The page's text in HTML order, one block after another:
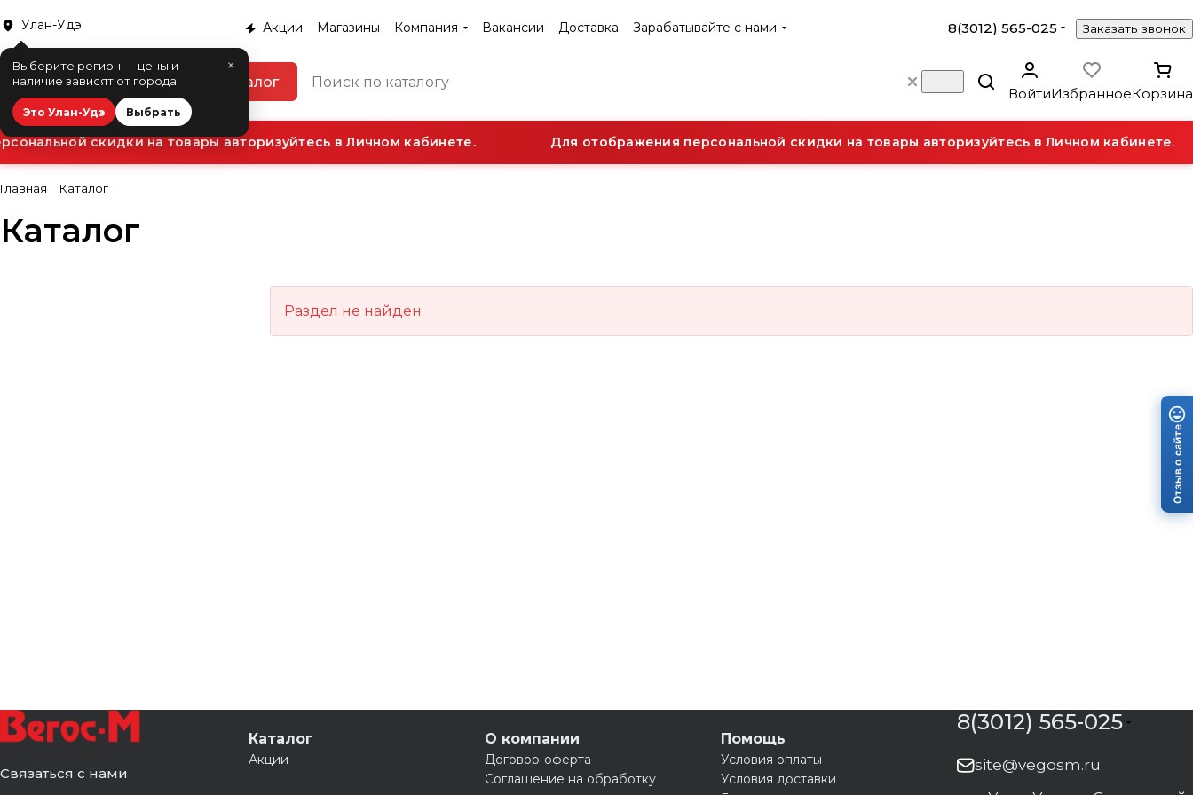
Улан-Удэ
×
Выберите регион — цены и
наличие зависят от города
Это Улан-Удэ Выбрать
Акции Магазины Компания Вакансии Доставка Зарабатывайте с нами 8(3012) 565-025 Заказать звонок
Каталог
ВойтиИзбранноеКорзина
скидки на товары авторизуйтесь в Личном кабинете. Для отображения персональной скидки на товары авторизуйтесь в Личном кабинете.
Главная Каталог
Каталог
Раздел не найден
Связаться с нами
Каталог
Акции
О компании
Договор-оферта
Соглашение на обработку
Помощь
Условия оплаты
Условия доставки
8(3012) 565-025
site@vegosm.ru
Отзыв о сайте